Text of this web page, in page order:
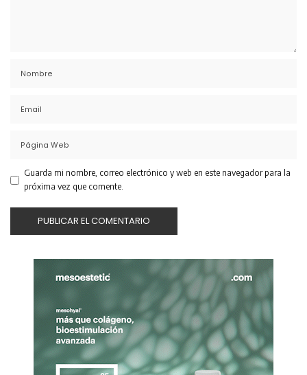
Guarda mi nombre, correo electrónico y web en este navegador para la
próxima vez que comente.